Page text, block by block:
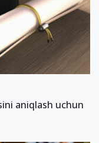
aniqlash uchun